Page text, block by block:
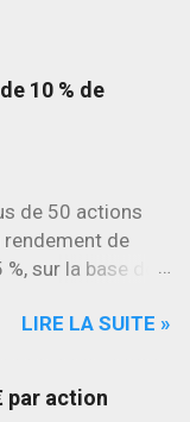
10 % de
de 50 actions
de
sur la base des
concerne
, tandis que
déjà à deux
LIRE LA SUITE »
par action